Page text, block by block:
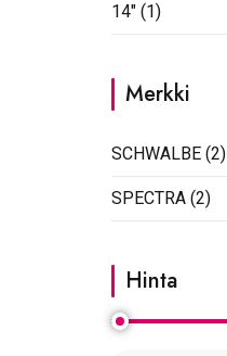
14" (1)
Merkki
SCHWALBE (2)
SPECTRA (2)
Hinta